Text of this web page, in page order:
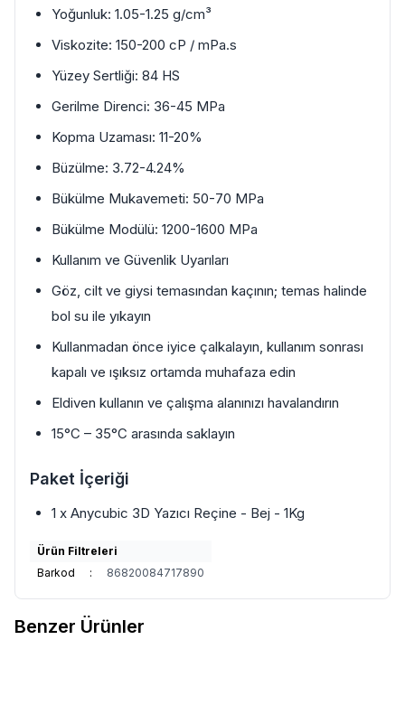
Yoğunluk: 1.05-1.25 g/cm³
Viskozite: 150-200 cP / mPa.s
Yüzey Sertliği: 84 HS
Gerilme Direnci: 36-45 MPa
Kopma Uzaması: 11-20%
Büzülme: 3.72-4.24%
Bükülme Mukavemeti: 50-70 MPa
Bükülme Modülü: 1200-1600 MPa
Kullanım ve Güvenlik Uyarıları
Göz, cilt ve giysi temasından kaçının; temas halinde
bol su ile yıkayın
Kullanmadan önce iyice çalkalayın, kullanım sonrası
kapalı ve ışıksız ortamda muhafaza edin
Eldiven kullanın ve çalışma alanınızı havalandırın
15°C – 35°C arasında saklayın
Paket İçeriği
1 x Anycubic 3D Yazıcı Reçine - Bej - 1Kg
Ürün Filtreleri
Barkod
: 86820084717890
Benzer Ürünler